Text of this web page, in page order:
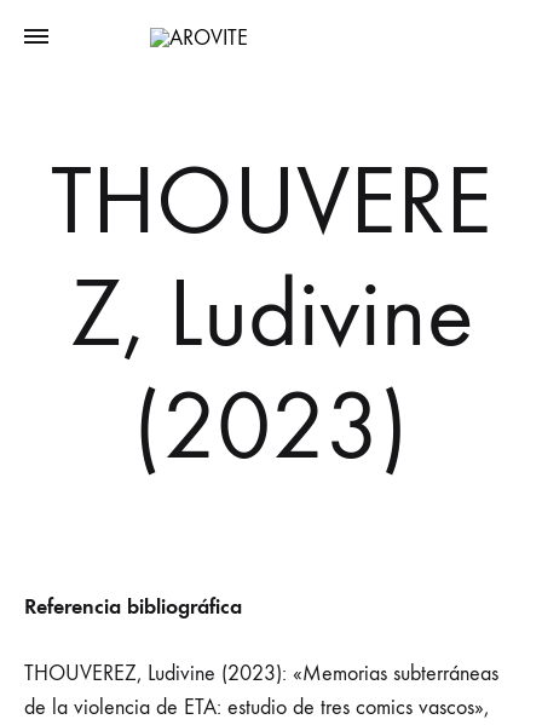
THOUVERE
Z, Ludivine
(2023)
Referencia bibliográfica
THOUVEREZ, Ludivine (2023): «Memorias subterráneas
de la violencia de ETA: estudio de tres comics vascos»,